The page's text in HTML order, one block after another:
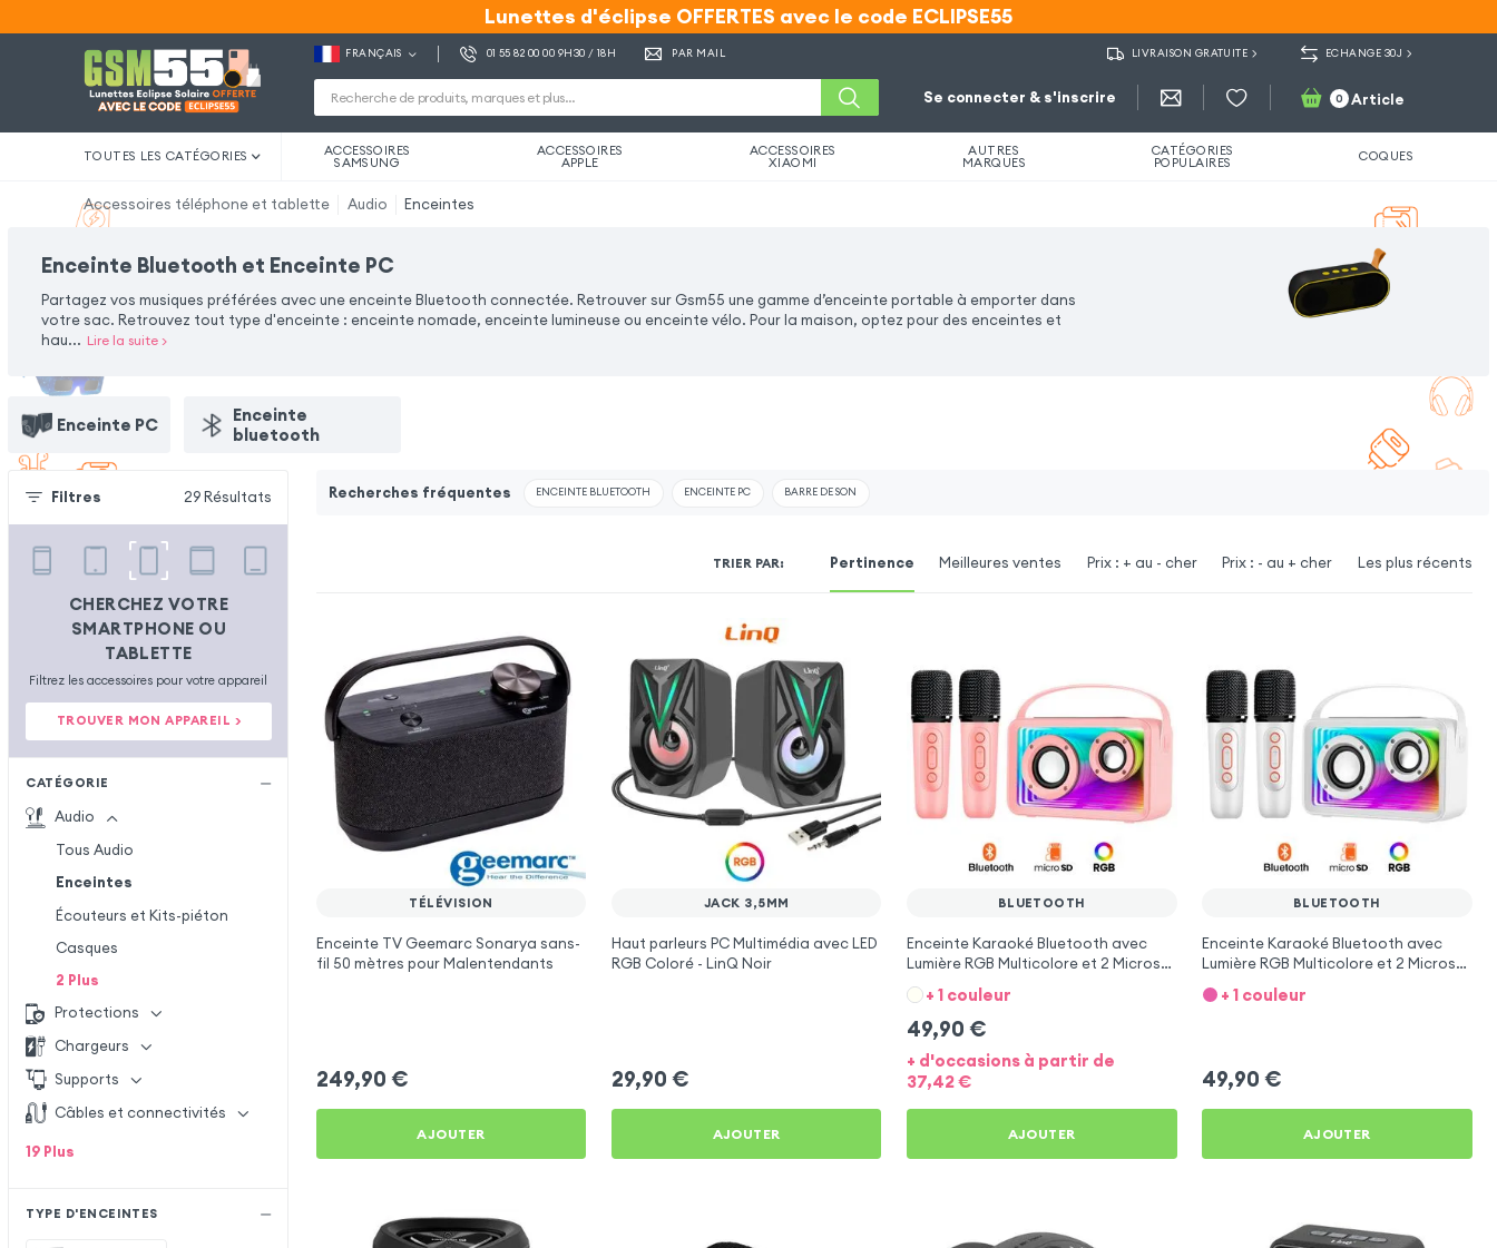
Lunettes d'éclipse OFFERTES avec le code ECLIPSE55
Lunettes d'éclipse OFFERTES avec le code ECLIPSE55
FRANÇAIS 01 55 82 00 00 9H30 / 18H PAR MAIL LIVRAISON GRATUITE ECHANGE 30J
Se connecter & s'inscrire 0 Article
TOUTES LES CATÉGORIES ACCESSOIRES
SAMSUNG
ACCESSOIRES
APPLE
ACCESSOIRES
XIAOMI
AUTRES
MARQUES
CATÉGORIES
POPULAIRES COQUES
Accessoires téléphone et tablette Audio Enceintes
Enceinte Bluetooth et Enceinte PC
Partagez vos musiques préférées avec une enceinte Bluetooth connectée. Retrouver sur Gsm55 une gamme d’enceinte portable à emporter dans
votre sac. Retrouvez tout type d'enceinte : enceinte nomade, enceinte lumineuse ou enceinte vélo. Pour la maison, optez pour des enceintes et
hau... Lire la suite>
Enceinte PC
Enceinte
bluetooth
Filtres 29 Résultats
CHERCHEZ VOTRE
SMARTPHONE OU
TABLETTE
Filtrez les accessoires pour votre appareil
TROUVER MON APPAREIL >
CATÉGORIE
Audio
Tous Audio
Enceintes
Écouteurs et Kits-piéton
Casques
2 Plus
Protections
Chargeurs
Supports
Câbles et connectivités
19 Plus
TYPE D'ENCEINTES
Recherches fréquentes ENCEINTE BLUETOOTH ENCEINTE PC BARRE DE SON
TRIER PAR: Pertinence Meilleures ventes Prix : + au - cher Prix : - au + cher Les plus récents
TÉLÉVISION
Enceinte TV Geemarc Sonarya sans-
fil 50 mètres pour Malentendants
249,90 €
AJOUTER
JACK 3,5MM
Haut parleurs PC Multimédia avec LED
RGB Coloré - LinQ Noir
29,90 €
AJOUTER
BLUETOOTH
Enceinte Karaoké Bluetooth avec
Lumière RGB Multicolore et 2 Micros
sans fil - Rose
+ 1 couleur
49,90 €
+ d'occasions à partir de
37,42€
AJOUTER
BLUETOOTH
Enceinte Karaoké Bluetooth avec
Lumière RGB Multicolore et 2 Micros
sans fil - Blanc
+ 1 couleur
49,90 €
AJOUTER